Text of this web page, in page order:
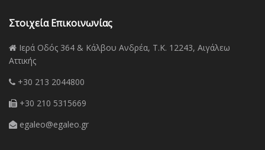
Στοιχεία Επικοινωνίας
Ιερά Οδός 364 & Κάλβου Ανδρέα, Τ.Κ. 12243, Αιγάλεω
Αττικής
+30 213 2044800
+30 210 5315669
egaleo@egaleo.gr